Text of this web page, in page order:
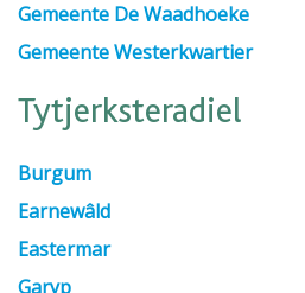
Gemeente De Waadhoeke
Gemeente Westerkwartier
Tytjerksteradiel
Burgum
Earnewâld
Eastermar
Garyp